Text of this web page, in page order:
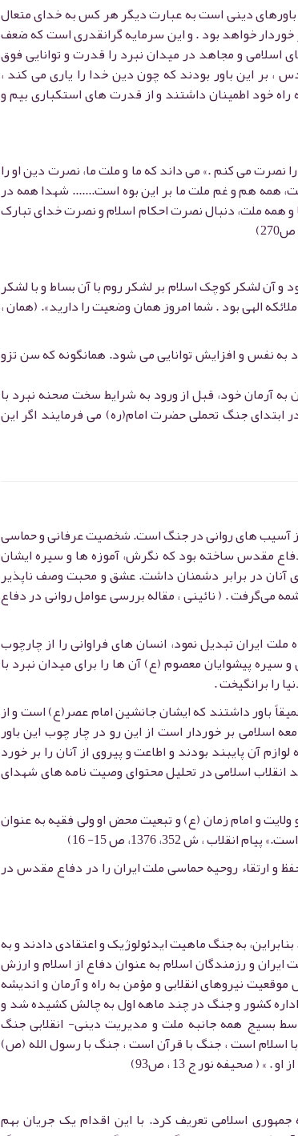
باورهای دینی است به عبارت دیگر هر کس به خدای متعال
خوردار خواهد بود . و این سرمایه گرانقدری است که ضعف
اسلامی و مجاهد در میدان نبرد را قدرت و توانایی فوق
، بر این باور بودند که چون دین خدا را یاری می کند ،
راه خود اطمینان داشتند و از قدرت های استکباری بیم و
نصرت می کنم .» می داند که ما و ملت ما، نصرت دین او را
همه هم و غم ملت ما بر این بوه است....... شهدا همه در
همه ملت، دنبال نصرت احکام اسلام و نصرت خدای تبارک
و آن لشکر کوچک اسلام بر لشکر روم با آن بساط و با لشکر
الهی بود . شما امروز همان وضعیت را دارید». (همان ،
به نفس و افزایش توانایی می شود. همانگونه که سن تزو
به آرمان خود، قبل از ورود به شرایط سخت صحنه نبرد با
جنگ تحملی حضرت امام(ره) می فرمایند اگر این
آسیب های روانی در جنگ است. شخصیت عرفانی و حماسی
مقدس ساخته بود که نگرش، آموزه ها و سیره ایشان
آنان در برابر دشمنان داشت. عشق و محبت وصف ناپذیر
می‌گرفت . ( نائینی ، مقاله بررسی عوامل روانی در دفاع
ایران تبدیل نمود، انسان های فراوانی را از چارچوب
سیره پیشوایان معصوم (ع) آن ها را برای میدان نبرد با
را برانگیخت .
باور داشتند که ایشان جانشین امام عصر(ع) است و از
بر خوردار است از این رو در چار چوب این باور
آن پایبند بودند و اطاعت و پیروی از آنان را بر خورد
زاده اکبری ، 1380 ، ص 158 ) بیناد شهید انقلاب اسلامی در تحلیل محتوای وصیت نامه های شهدای
و امام زمان (ع) و تبعیت محض او ولی فقیه به عنوان
، ش 352، 1376، ص 15- 16)
و ارتقاء روحیه حماسی ملت ایران را در دفاع مقدس در
به جنگ ماهیت ایدئولوژیک و اعتقادی دادند و به
و رزمندگان اسلام به عنوان دفاع از اسلام و ارزش
نیروهای انقلابی و مؤمن به راه و آرمان و اندیشه
کشور و جنگ در چند ماهه اول به چالش کشیده شد و
بسیج همه جانبه ملت و مدیریت دینی- انقلابی جنگ
اسلام است ، جنگ با قرآن است ، جنگ با رسول الله (ص)
صحیفه نور ج 13 ، ص93)
اسلامی تعریف کرد. با این اقدام یک جریان بهم